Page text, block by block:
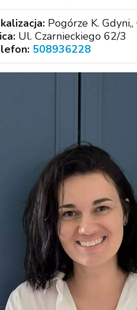
Pogórze K.
Ul. Czarnieckiego 62/3
508936228